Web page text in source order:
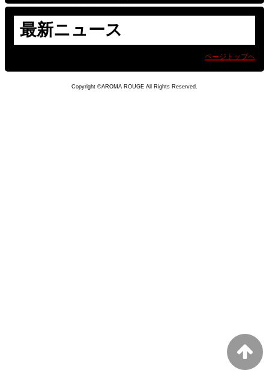
最新ニュース
ページトップへ
Copyright ©AROMA ROUGE All Rights Reserved.